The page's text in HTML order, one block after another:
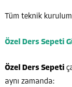
Tüm teknik kurulum
Özel Ders Sepeti
Özel Ders Sepeti
aynı zamanda: